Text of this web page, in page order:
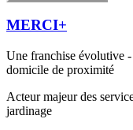
MERCI+
Une franchise évolutive
domicile de proximité
Acteur majeur des
jardinage